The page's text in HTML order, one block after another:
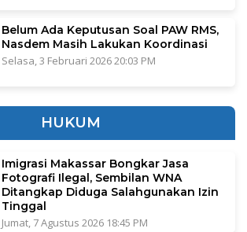
Belum Ada Keputusan Soal PAW RMS,
Nasdem Masih Lakukan Koordinasi
Selasa, 3 Februari 2026 20:03 PM
HUKUM
Imigrasi Makassar Bongkar Jasa
Fotografi Ilegal, Sembilan WNA
Ditangkap Diduga Salahgunakan Izin
Tinggal
Jumat, 7 Agustus 2026 18:45 PM